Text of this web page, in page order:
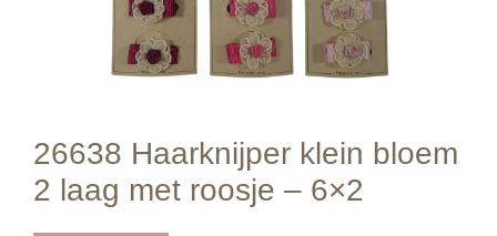
26638 Haarknijper klein bloem
2 laag met roosje – 6×2